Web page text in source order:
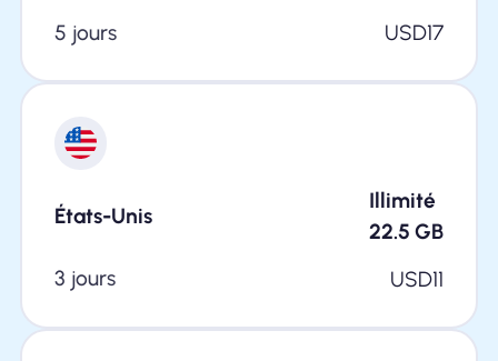
5 jours
USD17
États-Unis
Illimité
22.5 GB
3 jours
USD11